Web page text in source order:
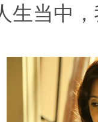
生当中